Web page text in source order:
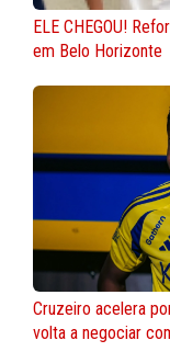
ELE CHEGOU!
em Belo Horizonte
Cruzeiro acelera
volta a negociar